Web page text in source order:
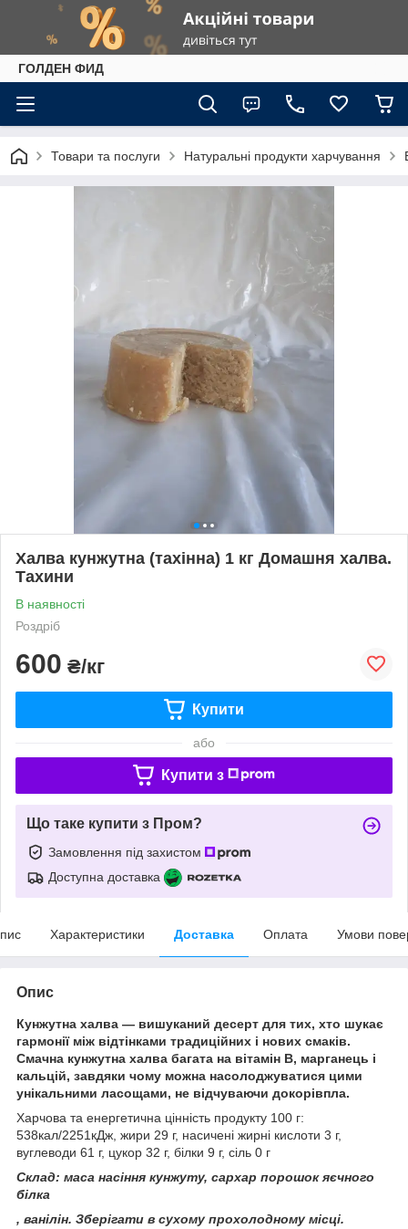
ГОЛДЕН ФИД
Товари та послуги Натуральні продукти харчування
Халва кунжутна (тахінна) 1 кг Домашня халва.
Тахини
В наявності
Роздріб
600 ₴/кг
Купити
або
Купити з
Що таке купити з Пром?
Замовлення під захистом
Доступна доставка
Характеристики Доставка Оплата Умови
Опис
Кунжутна халва — вишуканий десерт для тих, хто шукає
гармонії між відтінками традиційних і нових смаків.
Смачна кунжутна халва багата на вітамін В, марганець і
кальцій, завдяки чому можна насолоджуватися цими
унікальними ласощами, не відчуваючи докорівпла.
Харчова та енергетична цінність продукту 100 г:
538кал/2251кДж, жири 29 г, насичені жирні кислоти 3 г,
вуглеводи 61 г, цукор 32 г, білки 9 г, сіль 0 г
Склад: маса насіння кунжуту, сархар порошок яєчного
білка
, ванілін. Зберігати в сухому прохолодному місці.